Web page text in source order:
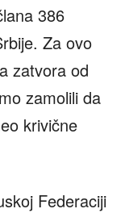
386
Za ovo
zatvora od
zamolili da
krivične
Federaciji